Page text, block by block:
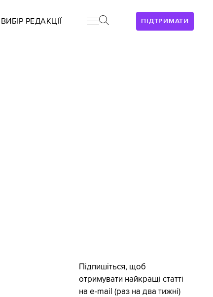
ПІДТРИМАТИ
ВИБІР РЕДАКЦІЇ
Підпишіться, щоб
отримувати найкращі статті
на e-mail (раз на два тижні)